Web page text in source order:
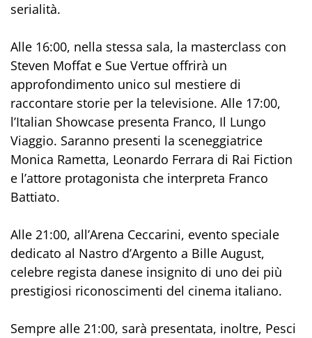
serialità.
Alle 16:00, nella stessa sala, la masterclass con
Steven Moffat e Sue Vertue offrirà un
approfondimento unico sul mestiere di
raccontare storie per la televisione. Alle 17:00,
l’Italian Showcase presenta Franco, Il Lungo
Viaggio. Saranno presenti la sceneggiatrice
Monica Rametta, Leonardo Ferrara di Rai Fiction
e l’attore protagonista che interpreta Franco
Battiato.
Alle 21:00, all’Arena Ceccarini, evento speciale
dedicato al Nastro d’Argento a Bille August,
celebre regista danese insignito di uno dei più
prestigiosi riconoscimenti del cinema italiano.
Sempre alle 21:00, sarà presentata, inoltre, Pesci